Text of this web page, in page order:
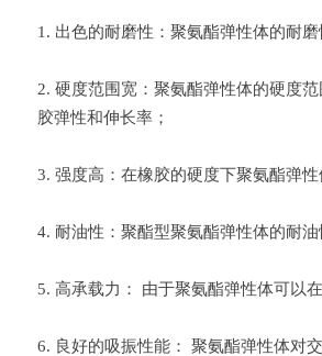
1. 出色的耐磨性：聚氨酯弹性体的耐
2. 硬度范围宽：聚氨酯弹性体的硬度
胶弹性和伸长率；
3. 强度高：在橡胶的硬度下聚氨酯弹
4. 耐油性：聚酯型聚氨酯弹性体的耐
5. 高承载力： 由于聚氨酯弹性体可以
6. 良好的吸振性能： 聚氨酯弹性体对